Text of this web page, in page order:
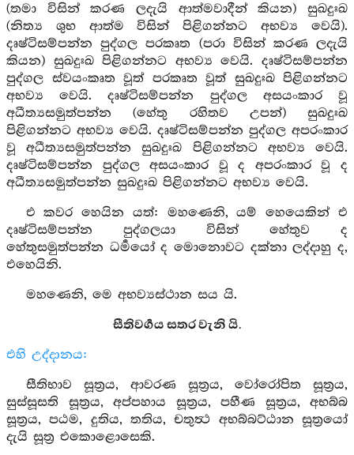
(තමා විසින් කරණ ලදැයි ආත්මවාදීන් කියන) සුඛදුඃඛ
(නිත්‍ය ශුභ ආත්ම විසින් පිළිගන්නට අභව්‍ය වෙයි).
දෘෂ්ටිසම්පන්න පුද්ගල පරකෘත (පරා විසින් කරණ ලදැයි
කියන) සුඛදුඃඛ පිළිගන්නට අභව්‍ය වෙයි. දෘෂ්ටිසම්පන්න
පුද්ගල ස්වයංකෘත වූත් පරකෘත වූත් සුඛදුඃඛ පිළිගන්නට
අභව්‍ය වෙයි. දෘෂ්ටිසම්පන්න පුද්ගල අසයංකාර වූ
අධීත්‍යසමුත්පන්න (හේතු රහිතව උපන්) සුඛදුඃඛ
පිළිගන්නට අභව්‍ය වෙයි. දෘෂ්ටිසම්පන්න පුද්ගල අපරංකාර
වූ අධීත්‍යසමුත්පන්න සුඛදුඃඛ පිළිගන්නට අභව්‍ය වෙයි.
දෘෂ්ටිසම්පන්න පුද්ගල අසයංකාර වූ ද අපරංකාර වූ ද
අධීත්‍යසමුත්පන්න සුඛදුඃඛ පිළිගන්නට අභව්‍ය වෙයි.
එ කවර හෙයින යත්: මහණෙනි, යම් හෙයෙකින් එ
දෘෂ්ටිසම්පන්න පුද්ගලයා විසින් හේතුව ද
හේතුසමුත්පන්න ධර්‍මයෝ ද මොනොවට දක්නා ලද්දාහු ද,
එහෙයිනි.
මහණෙනි, මෙ අභව්‍යස්ථාන සය යි.
සීතිවර්‍ගය සතර වැනි යි.
එහි උද්දානය:
සීතිභාව සූත්‍රය, ආවරණ සූත්‍රය, වෝරෝපිත සූත්‍රය,
සුස්සූසති සූත්‍රය, අප්පහාය සූත්‍රය, පහීණ සූත්‍රය, අභබ්බ
සූත්‍රය, පඨම, දුතිය, තතිය, චතුත්‍ථ අභබ්බට්ඨාන සූත්‍රයෝ
දැයි සූත්‍ර එකොළොසෙකි.